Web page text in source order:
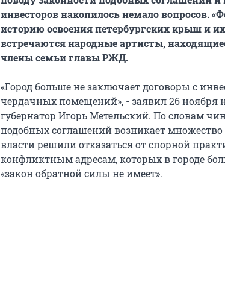
инвесторов накопилось немало вопросов.
историю освоения петербургских крыш и
встречаются народные артисты,
члены семьи главы РЖД.
«Город больше не заключает договоры с
чердачных помещений», - заявил 26 ноября
губернатор Игорь Метельский. По словам
подобных соглашений возникает множество
власти решили отказаться от спорной
конфликтным адресам, которых в городе
«закон обратной силы не имеет».